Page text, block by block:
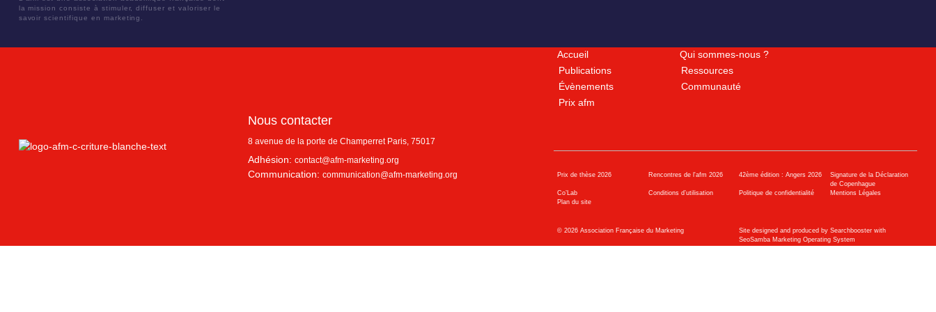
la mission consiste à stimuler, diffuser et valoriser le
savoir scientifique en marketing.
Nous contacter
8 avenue de la porte de Champerret Paris, 75017
Adhésion: contact@afm-marketing.org
Communication: communication@afm-marketing.org
Accueil
Qui sommes-nous ?
Publications
Ressources
Évènements
Communauté
Prix afm
Prix de thèse 2026 Rencontres de l'afm 2026 42ème édition : Angers 2026
Signature de la Déclaration
de Copenhague
Co’Lab
Conditions d’utilisation Politique de confidentialité
Mentions Légales
Plan du site
© 2026Association Française du Marketing
Site designed and produced by Searchbooster with
SeoSamba Marketing Operating System